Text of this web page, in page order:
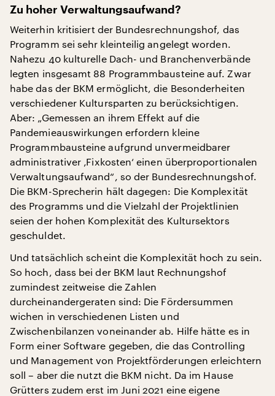
Zu hoher Verwaltungsaufwand?
Weiterhin kritisiert der Bundesrechnungshof, das
Programm sei sehr kleinteilig angelegt worden.
Nahezu 40 kulturelle Dach- und Branchenverbände
legten insgesamt 88 Programmbausteine auf. Zwar
habe das der BKM ermöglicht, die Besonderheiten
verschiedener Kultursparten zu berücksichtigen.
Aber: „Gemessen an ihrem Effekt auf die
Pandemieauswirkungen erfordern kleine
Programmbausteine aufgrund unvermeidbarer
administrativer ‚Fixkosten‘ einen überproportionalen
Verwaltungsaufwand“, so der Bundesrechnungshof.
Die BKM-Sprecherin hält dagegen: Die Komplexität
des Programms und die Vielzahl der Projektlinien
seien der hohen Komplexität des Kultursektors
geschuldet.
Und tatsächlich scheint die Komplexität hoch zu sein.
So hoch, dass bei der BKM laut Rechnungshof
zumindest zeitweise die Zahlen
durcheinandergeraten sind: Die Fördersummen
wichen in verschiedenen Listen und
Zwischenbilanzen voneinander ab. Hilfe hätte es in
Form einer Software gegeben, die das Controlling
und Management von Projektförderungen erleichtern
soll – aber die nutzt die BKM nicht. Da im Hause
Grütters zudem erst im Juni 2021 eine eigene